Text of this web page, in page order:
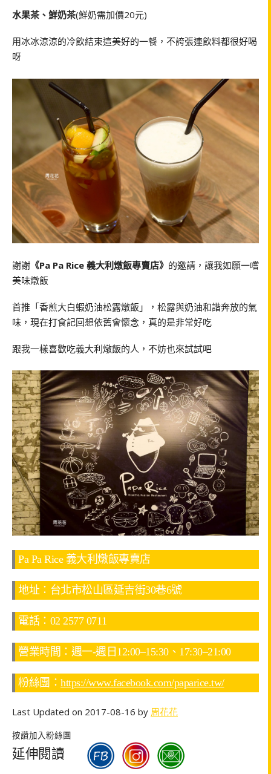
水果茶、鮮奶茶(鮮奶需加價20元)
用冰冰涼涼的冷飲結束這美好的一餐，不誇張連飲料都很好喝
呀
謝謝 《Pa Pa Rice 義大利燉飯專賣店》 的邀請，讓我如願一嚐
美味燉飯
首推「香煎大白蝦奶油松露燉飯」，松露與奶油和諧奔放的氣
味，現在打食記回想依舊會懷念，真的是非常好吃
跟我一樣喜歡吃義大利燉飯的人，不妨也來試試吧
Pa Pa Rice 義大利燉飯專賣店
地址：台北市松山區延吉街30巷6號
電話：02 2577 0711
營業時間：週一-週日12:00–15:30、17:30–21:00
粉絲團： https://www.facebook.com/paparice.tw/
Last Updated on 2017-08-16 by 周花花
按讚加入粉絲團
延伸閱讀